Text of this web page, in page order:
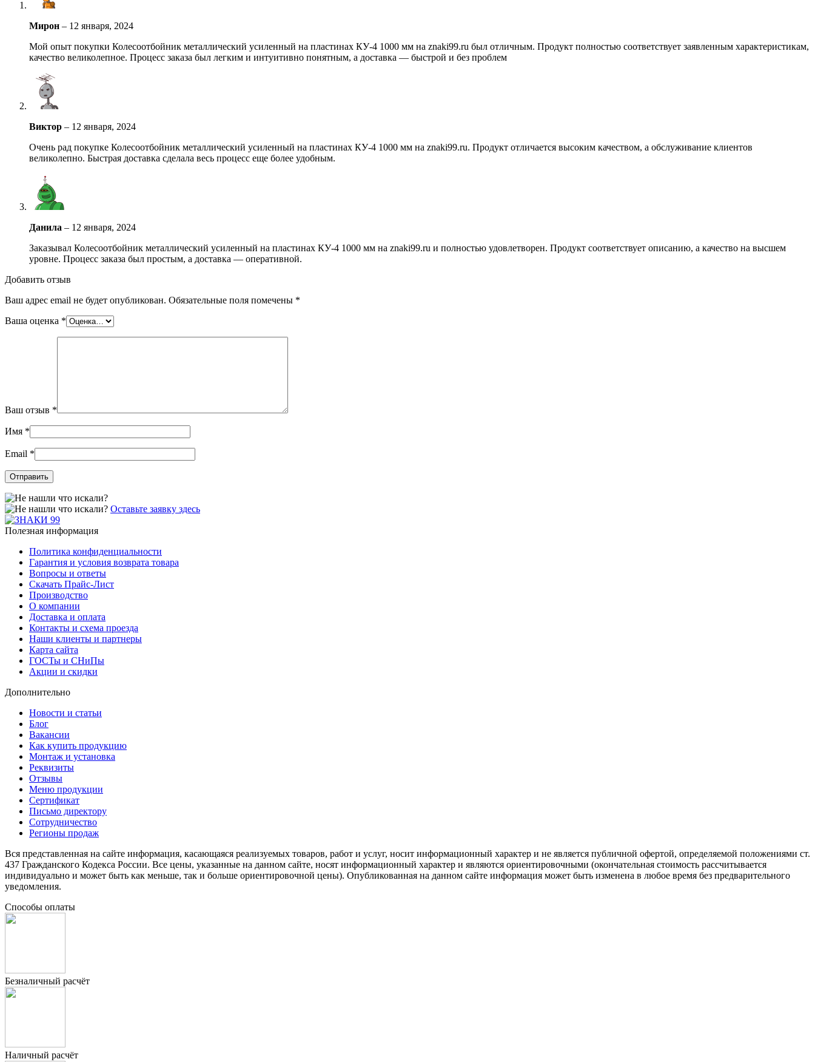
Мирон – 12 января, 2024
Мой опыт покупки Колесоотбойник металлический усиленный на пластинах КУ-4 1000 мм на znaki99.ru был отличным. Продукт полностью соответствует заявленным характеристикам,
качество великолепное. Процесс заказа был легким и интуитивно понятным, а доставка — быстрой и без проблем
Виктор – 12 января, 2024
Очень рад покупке Колесоотбойник металлический усиленный на пластинах КУ-4 1000 мм на znaki99.ru. Продукт отличается высоким качеством, а обслуживание клиентов
великолепно. Быстрая доставка сделала весь процесс еще более удобным.
Данила – 12 января, 2024
Заказывал Колесоотбойник металлический усиленный на пластинах КУ-4 1000 мм на znaki99.ru и полностью удовлетворен. Продукт соответствует описанию, а качество на высшем
уровне. Процесс заказа был простым, а доставка — оперативной.
Добавить отзыв
Ваш адрес email не будет опубликован. Обязательные поля помечены *
Ваша оценка *
Ваш отзыв *
Имя *
Email *
Оставьте заявку здесь
Полезная информация
Политика конфиденциальности
Гарантия и условия возврата товара
Вопросы и ответы
Скачать Прайс-Лист
Производство
О компании
Доставка и оплата
Контакты и схема проезда
Наши клиенты и партнеры
Карта сайта
ГОСТы и СНиПы
Акции и скидки
Дополнительно
Новости и статьи
Блог
Вакансии
Как купить продукцию
Монтаж и установка
Реквизиты
Отзывы
Меню продукции
Сертификат
Письмо директору
Сотрудничество
Регионы продаж
Вся представленная на сайте информация, касающаяся реализуемых товаров, работ и услуг, носит информационный характер и не является публичной офертой, определяемой положениями ст.
437 Гражданского Кодекса России. Все цены, указанные на данном сайте, носят информационный характер и являются ориентировочными (окончательная стоимость рассчитывается
индивидуально и может быть как меньше, так и больше ориентировочной цены). Опубликованная на данном сайте информация может быть изменена в любое время без предварительного
уведомления.
Способы оплаты
Безналичный расчёт
Наличный расчёт